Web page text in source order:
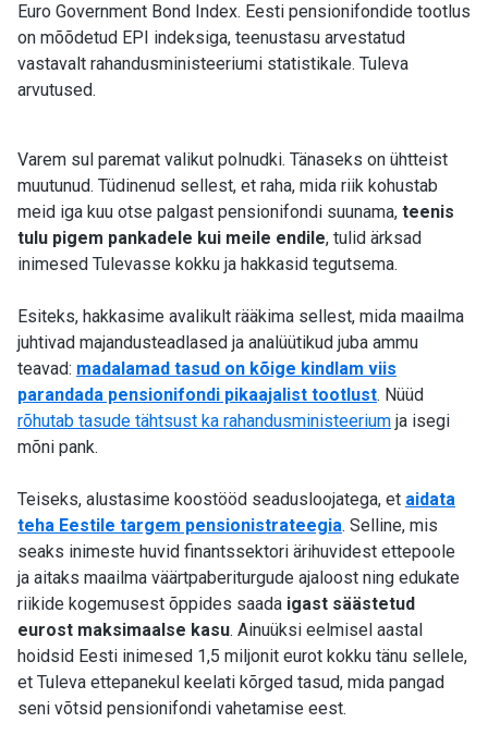
Euro Government Bond Index. Eesti pensionifondide tootlus
on mõõdetud EPI indeksiga, teenustasu arvestatud
vastavalt rahandusministeeriumi statistikale. Tuleva
arvutused.
Varem sul paremat valikut polnudki. Tänaseks on ühtteist
muutunud. Tüdinenud sellest, et raha, mida riik kohustab
meid iga kuu otse palgast pensionifondi suunama, teenis
tulu pigem pankadele kui meile endile, tulid ärksad
inimesed Tulevasse kokku ja hakkasid tegutsema.
Esiteks, hakkasime avalikult rääkima sellest, mida maailma
juhtivad majandusteadlased ja analüütikud juba ammu
teavad: madalamad tasud on kõige kindlam viis
parandada pensionifondi pikaajalist tootlust. Nüüd
rõhutab tasude tähtsust ka rahandusministeerium ja isegi
mõni pank.
Teiseks, alustasime koostööd seadusloojatega, et aidata
teha Eestile targem pensionistrateegia. Selline, mis
seaks inimeste huvid finantssektori ärihuvidest ettepoole
ja aitaks maailma väärtpaberiturgude ajaloost ning edukate
riikide kogemusest õppides saada igast säästetud
eurost maksimaalse kasu. Ainuüksi eelmisel aastal
hoidsid Eesti inimesed 1,5 miljonit eurot kokku tänu sellele,
et Tuleva ettepanekul keelati kõrged tasud, mida pangad
seni võtsid pensionifondi vahetamise eest.